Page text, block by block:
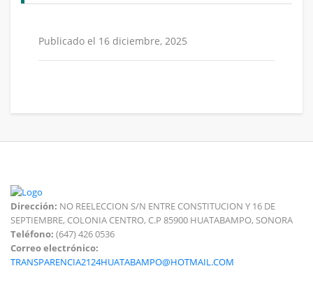
Publicado el 16 diciembre, 2025
Dirección: NO REELECCION S/N ENTRE CONSTITUCION Y 16 DE
SEPTIEMBRE, COLONIA CENTRO, C.P 85900 HUATABAMPO, SONORA
Teléfono: (647) 426 0536
Correo electrónico:
TRANSPARENCIA2124HUATABAMPO@HOTMAIL.COM